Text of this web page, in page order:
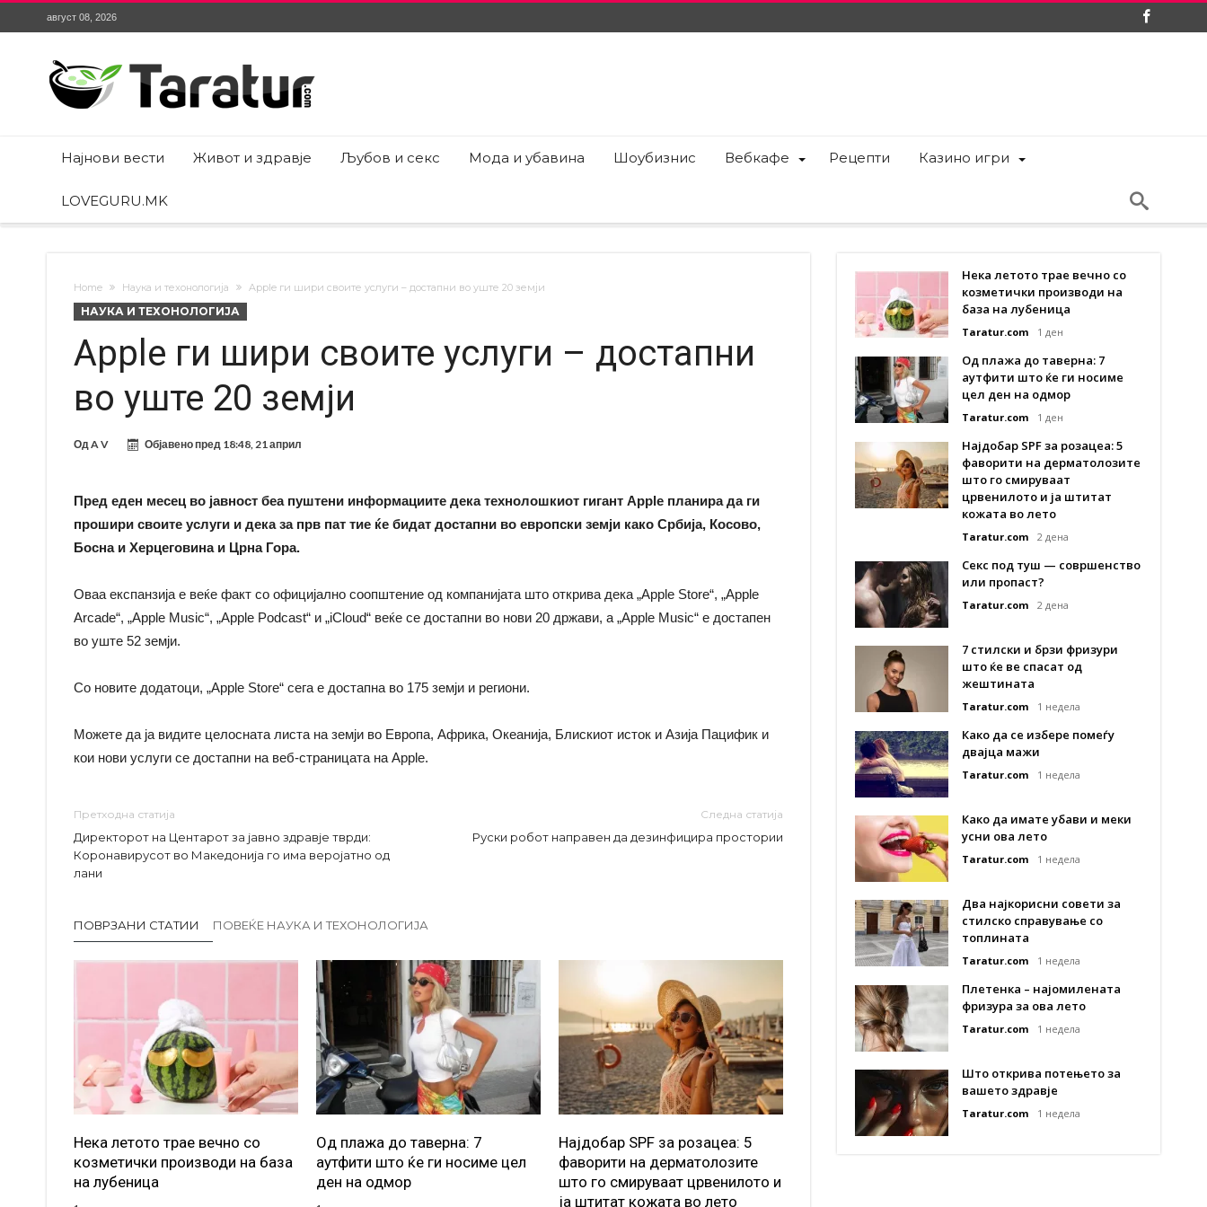
август 08, 2026
Најнови вести Живот и здравје Љубов и секс Мода и убавина Шоубизнис Вебкафе Рецепти Казино игри
LOVEGURU.MK
Home Наука и техонологија Apple ги шири своите услуги – достапни во уште 20 земји
НАУКА И ТЕХОНОЛОГИЈА
Apple ги шири своите услуги – достапни
во уште 20 земји
ОдA V Објавено пред 18:48, 21 април
Пред еден месец во јавност беа пуштени информациите дека технолошкиот гигант Apple планира да ги
прошири своите услуги и дека за прв пат тие ќе бидат достапни во европски земји како Србија, Косово,
Босна и Херцеговина и Црна Гора.
Оваа експанзија е веќе факт со официјално соопштение од компанијата што открива дека „Apple Store“, „Apple
Arcade“, „Apple Music“, „Apple Podcast“ и „iCloud“ веќе се достапни во нови 20 држави, а „Apple Music“ е достапен
во уште 52 земји.
Со новите додатоци, „Apple Store“ сега е достапна во 175 земји и региони.
Можете да ја видите целосната листа на земји во Европа, Африка, Океанија, Блискиот исток и Азија Пацифик и
кои нови услуги се достапни на веб-страницата на Apple.
Претходна статија
Директорот на Центарот за јавно здравје тврди:
Коронавирусот во Македонија го има веројатно од
лани
Следна статија
Руски робот направен да дезинфицира простории
ПОВРЗАНИ СТАТИИ ПОВЕЌЕ НАУКА И ТЕХОНОЛОГИЈА
Нека летото трае вечно со
козметички производи на база
на лубеница
Од плажа до таверна: 7
аутфити што ќе ги носиме цел
ден на одмор
Најдобар SPF за розацеа: 5
фаворити на дерматолозите
што го смируваат црвенилото и
ја штитат кожата во лето
Нека летото трае вечно со
козметички производи на
база на лубеница
Taratur.com 1 ден
Од плажа до таверна: 7
аутфити што ќе ги носиме
цел ден на одмор
Taratur.com 1 ден
Најдобар SPF за розацеа: 5
фаворити на дерматолозите
што го смируваат
црвенилото и ја штитат
кожата во лето
Taratur.com 2 дена
Секс под туш — совршенство
или пропаст?
Taratur.com 2 дена
7 стилски и брзи фризури
што ќе ве спасат од
жештината
Taratur.com 1 недела
Како да се избере помеѓу
двајца мажи
Taratur.com 1 недела
Како да имате убави и меки
усни ова лето
Taratur.com 1 недела
Два најкорисни совети за
стилско справување со
топлината
Taratur.com 1 недела
Плетенка – најомилената
фризура за ова лето
Taratur.com 1 недела
Што открива потењето за
вашето здравје
Taratur.com 1 недела